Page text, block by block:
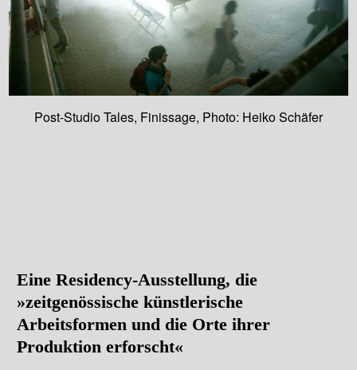
Post-Studio Tales, Finissage, Photo: Heiko Schäfer
Eine Residency-Ausstellung, die
»zeitgenössische künstlerische
Arbeitsformen und die Orte ihrer
Produktion erforscht«